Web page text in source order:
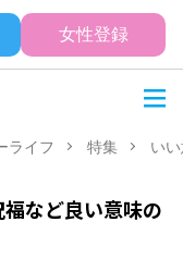
女性登録
ライフ 特集 い
など良い意味の